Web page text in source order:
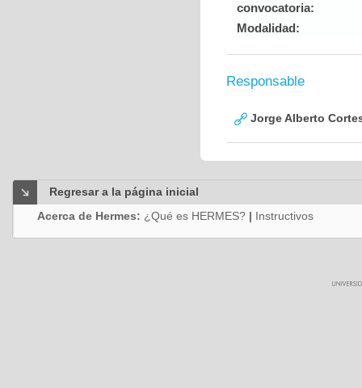
convocatoria:
Modalidad:
Responsable
Jorge Alberto
Regresar a la página inicial
Acerca de Hermes: ¿Qué es HERMES? | Instructivos